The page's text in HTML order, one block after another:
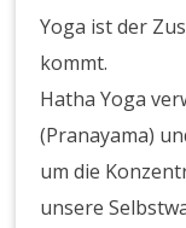
Yoga ist der
kommt.
Hatha Yoga
(Pranayama)
um die
unsere